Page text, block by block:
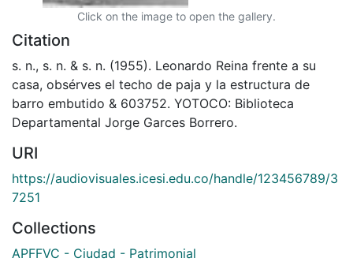
Click on the image to open the gallery.
Citation
s. n., s. n. & s. n. (1955). Leonardo Reina frente a su
casa, obsérves el techo de paja y la estructura de
barro embutido & 603752. YOTOCO: Biblioteca
Departamental Jorge Garces Borrero.
URI
https://audiovisuales.icesi.edu.co/handle/123456789/3
7251
Collections
APFFVC - Ciudad - Patrimonial